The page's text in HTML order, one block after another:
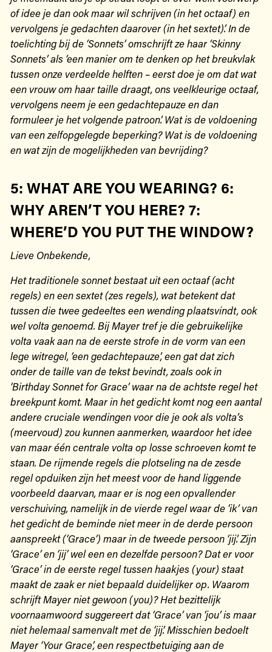
of idee je dan ook maar wil schrijven (in het octaaf) en
vervolgens je gedachten daarover (in het sextet)’. In de
toelichting bij de ‘Sonnets’ omschrijft ze haar ‘Skinny
Sonnets’ als ‘een manier om te denken op het breukvlak
tussen onze verdeelde helften – eerst doe je om dat wat
een vrouw om haar taille draagt, ons veelkleurige octaaf,
vervolgens neem je een gedachtepauze en dan
formuleer je het volgende patroon’. Wat is de voldoening
van een zelfopgelegde beperking? Wat is de voldoening
en wat zijn de mogelijkheden van bevrijding?
5: WHAT ARE YOU WEARING? 6:
WHY AREN’T YOU HERE? 7:
WHERE’D YOU PUT THE WINDOW?
Lieve Onbekende,
Het traditionele sonnet bestaat uit een octaaf (acht
regels) en een sextet (zes regels), wat betekent dat
tussen die twee gedeeltes een wending plaatsvindt, ook
wel volta genoemd. Bij Mayer tref je die gebruikelijke
volta vaak aan na de eerste strofe in de vorm van een
lege witregel, ‘een gedachtepauze’, een gat dat zich
onder de taille van de tekst bevindt, zoals ook in
‘Birthday Sonnet for Grace’ waar na de achtste regel het
breekpunt komt. Maar in het gedicht komt nog een aantal
andere cruciale wendingen voor die je ook als volta’s
(meervoud) zou kunnen aanmerken, waardoor het idee
van maar één centrale volta op losse schroeven komt te
staan. De rijmende regels die plotseling na de zesde
regel opduiken zijn het meest voor de hand liggende
voorbeeld daarvan, maar er is nog een opvallender
verschuiving, namelijk in de vierde regel waar de ‘ik’ van
het gedicht de beminde niet meer in de derde persoon
aanspreekt (‘Grace’) maar in de tweede persoon ‘jij’. Zijn
‘Grace’ en ‘jij’ wel een en dezelfde persoon? Dat er voor
‘Grace’ in de eerste regel tussen haakjes (your) staat
maakt de zaak er niet bepaald duidelijker op. Waarom
schrijft Mayer niet gewoon (you)? Het bezittelijk
voornaamwoord suggereert dat ‘Grace’ van ‘jou’ is maar
niet helemaal samenvalt met de ‘jij’. Misschien bedoelt
Mayer ‘Your Grace’, een respectbetuiging aan de